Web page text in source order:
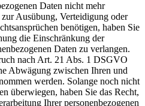
Daten nicht mehr
Ausübung, Verteidigung oder
benötigen, haben Sie
die Einschränkung der
Daten zu verlangen.
nach Art. 21 Abs. 1 DSGVO
Abwägung zwischen Ihren und
werden. Solange noch nicht
überwiegen, haben Sie das Recht,
Ihrer personenbezogenen